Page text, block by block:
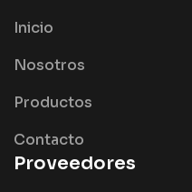
Inicio
Nosotros
Productos
Contacto
Proveedores